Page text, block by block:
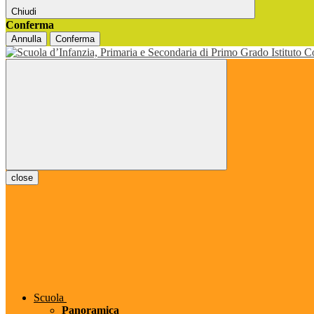
Chiudi
Conferma
Annulla Conferma
close
Scuola
Panoramica